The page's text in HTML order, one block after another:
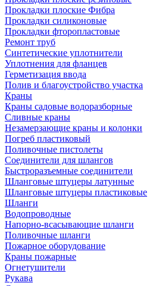
Прокладки плоские Фибра
Прокладки силиконовые
Прокладки фторопластовые
Ремонт труб
Синтетические уплотнители
Уплотнения для фланцев
Герметизация ввода
Полив и благоустройство участка
Краны
Краны садовые водоразборные
Сливные краны
Незамерзающие краны и колонки
Погреб пластиковый
Поливочные пистолеты
Соединители для шлангов
Быстроразъемные соединители
Шланговые штуцеры латунные
Шланговые штуцеры пластиковые
Шланги
Водопроводные
Напорно-всасывающие шланги
Поливочные шланги
Пожарное оборудование
Краны пожарные
Огнетушители
Рукава